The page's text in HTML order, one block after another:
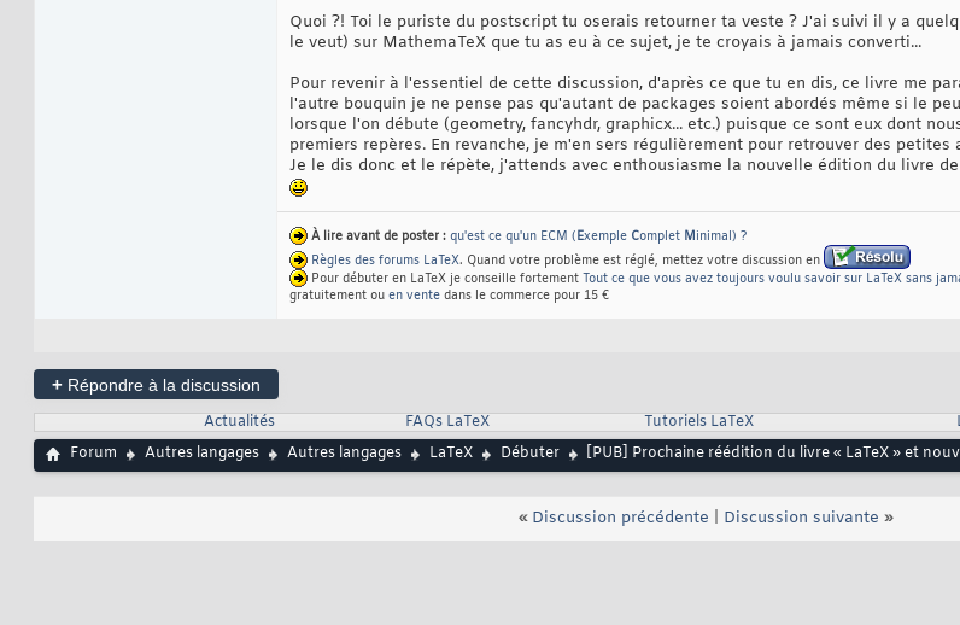
Quoi ?! Toi le puriste du postscript tu oserais retourner ta veste ? J'ai suivi il y a
le veut) sur MathemaTeX que tu as eu à ce sujet, je te croyais à jamais converti...
Pour revenir à l'essentiel de cette discussion, d'après ce que tu en dis, ce livre me
l'autre bouquin je ne pense pas qu'autant de packages soient abordés même si le
lorsque l'on débute (geometry, fancyhdr, graphicx... etc.) puisque ce sont eux dont
premiers repères. En revanche, je m'en sers régulièrement pour retrouver des petites
Je le dis donc et le répète, j'attends avec enthousiasme la nouvelle édition du livre
À lire avant de poster : qu'est ce qu'un ECM (Exemple Complet Minimal) ?
Règles des forums LaTeX. Quand votre problème est réglé, mettez votre discussion en
Pour débuter en LaTeX je conseille fortement Tout ce que vous avez toujours voulu savoir sur LaTeX sans
gratuitement ou en vente dans le commerce pour 15 €
+ Répondre à la discussion
Actualités
FAQs LaTeX Tutoriels LaTeX
Forum
Autres langages Autres langages LaTeX Débuter [PUB] Prochaine réédition du livre « LaTeX » et
« Discussion précédente Discussion suivante »